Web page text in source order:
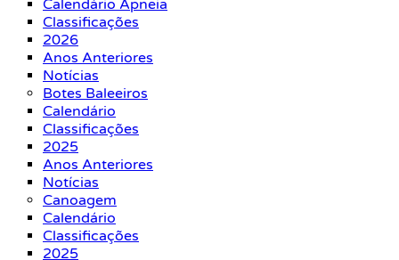
Calendário Apneia
Classificações
2026
Anos Anteriores
Notícias
Botes Baleeiros
Calendário
Classificações
2025
Anos Anteriores
Notícias
Canoagem
Calendário
Classificações
2025